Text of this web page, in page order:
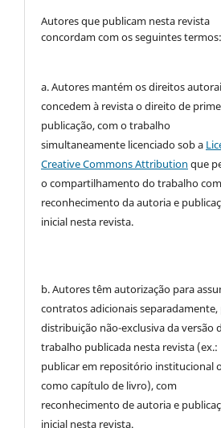
Autores que publicam nesta revista
concordam com os seguintes termos:
a. Autores mantém os direitos
concedem à revista o direito de
publicação, com o trabalho
simultaneamente licenciado sob a
Creative Commons Attribution que
o compartilhamento do trabalho com
reconhecimento da autoria e
inicial nesta revista.
b. Autores têm autorização para
contratos adicionais separadamente,
distribuição não-exclusiva da versão
trabalho publicada nesta revista (ex.:
publicar em repositório institucional
como capítulo de livro), com
reconhecimento de autoria e
inicial nesta revista.